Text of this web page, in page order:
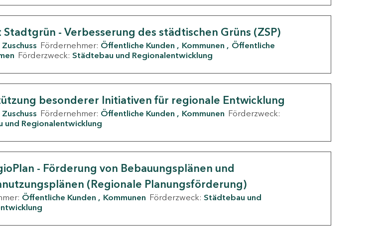
- Verbesserung des städtischen Grüns (ZSP)
Zuschuss Fördernehmer: Öffentliche Kunden Kommunen
Öffentliche
Förderzweck: Städtebau und Regionalentwicklung
besonderer Initiativen für regionale Entwicklung
Zuschuss Fördernehmer: Öffentliche Kunden Kommunen Förderzweck:
und Regionalentwicklung
- Förderung von Bebauungsplänen und
(Regionale Planungsförderung)
Öffentliche Kunden Kommunen Förderzweck: Städtebau und